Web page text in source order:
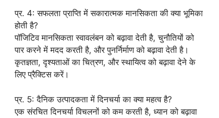
प्र. 4: सफलता प्राप्ति में सकारात्मक मानसिकता की क्या भूमिका
होती है?
पॉजिटिव मानसिकता स्वावलंबन को बढ़ावा देती है, चुनौतियों को
पार करने में मदद करती है, और पुनर्निर्माण को बढ़ावा देती है।
कृतज्ञता, दृश्यताओं का चित्रण, और स्थायित्व को बढ़ावा देने के
लिए प्रैक्टिस करें।
प्र. 5: दैनिक उत्पादकता में दिनचर्या का क्या महत्व है?
एक संरचित दिनचर्या विचलनों को कम करती है, ध्यान को बढ़ावा